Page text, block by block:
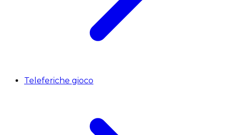
Teleferiche gioco